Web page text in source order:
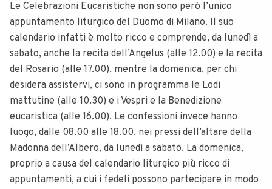
Le Celebrazioni Eucaristiche non sono però l’unico
appuntamento liturgico del Duomo di Milano. Il suo
calendario infatti è molto ricco e comprende, da lunedì a
sabato, anche la recita dell’Angelus (alle 12.00) e la recita
del Rosario (alle 17.00), mentre la domenica, per chi
desidera assistervi, ci sono in programma le Lodi
mattutine (alle 10.30) e i Vespri e la Benedizione
eucaristica (alle 16.00). Le confessioni invece hanno
luogo, dalle 08.00 alle 18.00, nei pressi dell’altare della
Madonna dell’Albero, da lunedì a sabato. La domenica,
proprio a causa del calendario liturgico più ricco di
appuntamenti, a cui i fedeli possono partecipare in modo